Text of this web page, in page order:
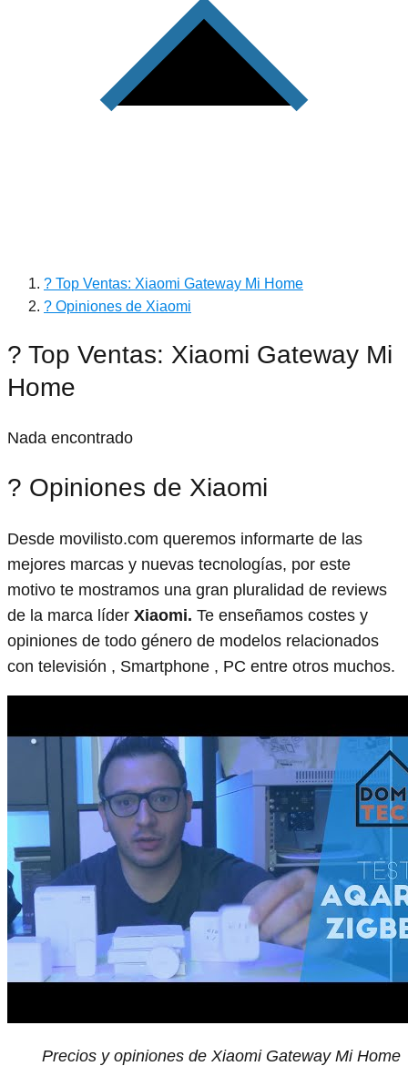
? Top Ventas: Xiaomi Gateway Mi Home
? Opiniones de Xiaomi
? Top Ventas: Xiaomi Gateway Mi
Home
Nada encontrado
? Opiniones de Xiaomi
Desde movilisto.com queremos informarte de las
mejores marcas y nuevas tecnologías, por este
motivo te mostramos una gran pluralidad de reviews
de la marca líder Xiaomi. Te enseñamos costes y
opiniones de todo género de modelos relacionados
con televisión , Smartphone , PC entre otros muchos.
Precios y opiniones de Xiaomi Gateway Mi Home